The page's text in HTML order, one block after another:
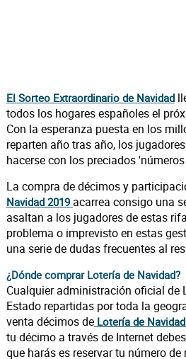
El Sorteo Extraordinario de Navidad
todos los hogares españoles el
Con la esperanza puesta en los
reparten año tras año, los
hacerse con los preciados
La compra de décimos y
Navidad 2019 acarrea consigo una
asaltan a los jugadores de estas
problema o imprevisto en estas
una serie de dudas frecuentes al
¿Dónde comprar Lotería de Navidad?
Cualquier administración oficial de
Estado repartidas por toda la
venta décimos deLotería de
tu décimo a través de Internet
que harás es reservar tu número